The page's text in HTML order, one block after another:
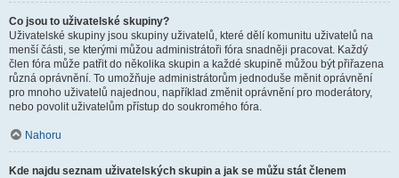
Co jsou to uživatelské skupiny?
Uživatelské skupiny jsou skupiny uživatelů, které dělí komunitu uživatelů na
menší části, se kterými můžou administrátoři fóra snadněji pracovat. Každý
člen fóra může patřit do několika skupin a každé skupině můžou být přiřazena
různá oprávnění. To umožňuje administrátorům jednoduše měnit oprávnění
pro mnoho uživatelů najednou, například změnit oprávnění pro moderátory,
nebo povolit uživatelům přístup do soukromého fóra.
Nahoru
Kde najdu seznam uživatelských skupin a jak se můžu stát členem